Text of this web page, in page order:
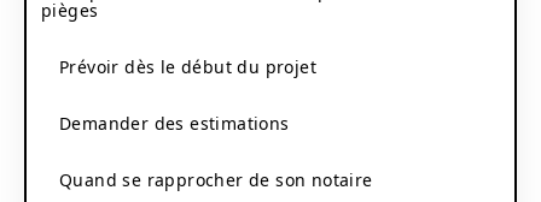
pièges
Prévoir dès le début du projet
Demander des estimations
Quand se rapprocher de son notaire